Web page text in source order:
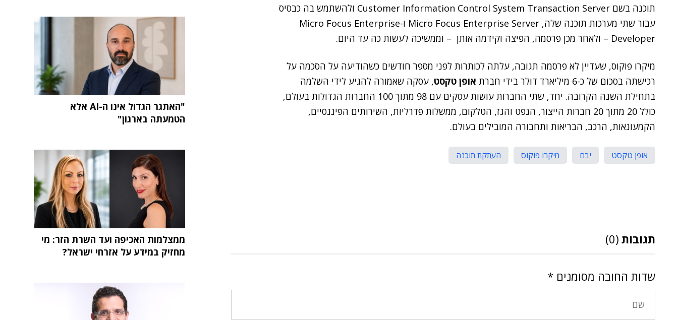
תוכנה בשם Customer Information Control System Transaction Server ולהשתמש בה כבסיס
עבור שתי מערכות תוכנה שלה, Micro Focus Enterprise Server ו-Micro Focus Enterprise
Developer – ולאחר מכן פרסמה, הפיצה וקידמה אותן – וממשיכה לעשות כה עד היום.
מיקרו פוקוס, שעדיין לא פרסמה תגובה, עלתה לכותרות לפני מספר חודשים כשהודיעה על הסכמה על
רכישתה בסכום של כ-6 מיליארד דולר בידי חברת
אופן טקסט, עסקה שאמורה להגיע לידי השלמה
בתחילת השנה הקרובה. יחד, שתי החברות עושות עסקים עם 98 מתוך 100 החברות הגדולות בעולם,
כולל 20 מתוך 20 חברות הייצור, הנפט והגז, הטלקום, ממשלות פדרליות, השירותים הפיננסיים,
הקמעונאות, הרכב, הבריאות ותחבורה המובילים בעולם.
אופן טקסט יבם מיקרו פוקוס העתקת תוכנה
תגובות (0)
שדות החובה מסומנים *
"האתגר הגדול אינו ה-AI אלא
הטמעתה בארגון"
ממצלמות האכיפה ועד השרת הזר: מי
מחזיק במידע על אזרחי ישראל?